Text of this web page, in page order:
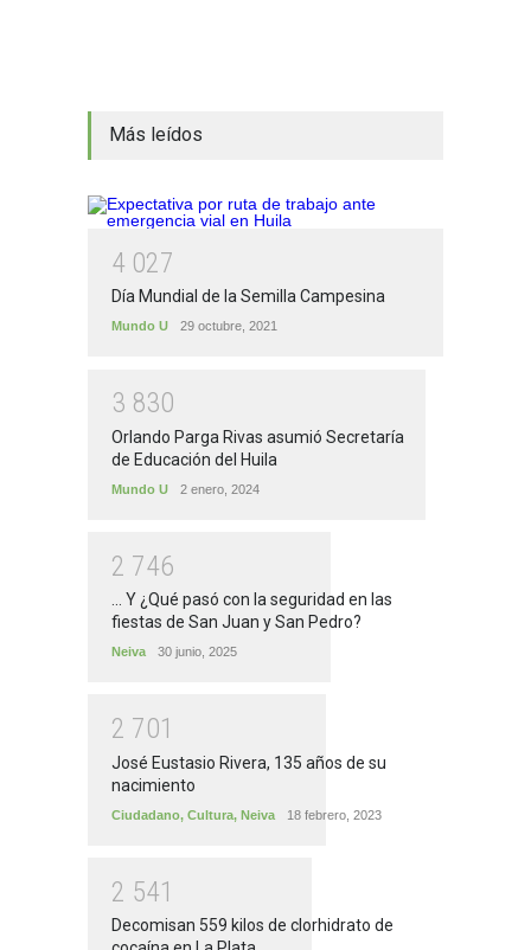
Más leídos
4 027
Día Mundial de la Semilla Campesina
Mundo U 29 octubre, 2021
3 830
Orlando Parga Rivas asumió Secretaría
de Educación del Huila
Mundo U 2 enero, 2024
2 746
... Y ¿Qué pasó con la seguridad en las
fiestas de San Juan y San Pedro?
Neiva 30 junio, 2025
2 701
José Eustasio Rivera, 135 años de su
nacimiento
Ciudadano, Cultura, Neiva 18 febrero, 2023
2 541
Decomisan 559 kilos de clorhidrato de